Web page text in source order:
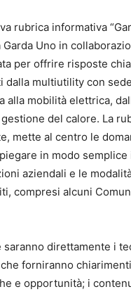
rubrica informativa
Garda Uno in
per offrire risposte
dalla multiutility con
alla mobilità elettrica,
del calore. La
mette al centro le
in modo
aziendali e le
compresi alcuni
saranno direttamente i
che forniranno
e opportunità; i